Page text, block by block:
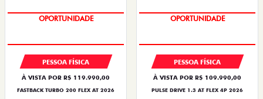
OPORTUNIDADE
PESSOA FÍSICA
À VISTA POR R$ 119.990,00
FASTBACK TURBO 200 FLEX AT 2026
OPORTUNIDADE
PESSOA FÍSICA
À VISTA POR R$ 109.990,00
PULSE DRIVE 1.3 AT FLEX 4P 2026